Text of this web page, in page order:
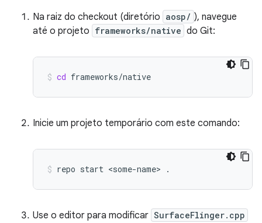
Na raiz do checkout (diretório aosp/ ), navegue
até o projeto frameworks/native do Git:
cd frameworks/native
Inicie um projeto temporário com este comando:
repo start <some-name> .
Use o editor para modificar SurfaceFlinger.cpp